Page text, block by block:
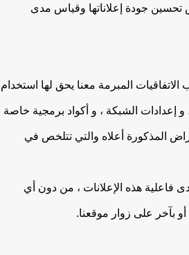
تحسين جودة إعلاناتها وقياس مدى
المبرمة معنا يحق لها استخدام
و إعدادات الشبكة ، و أكواد برمجية خاصة
المذكورة أعلاه والتي تتلخص في
هذه الإعلانات ، من دون أي
بآخر على زوار موقعنا.